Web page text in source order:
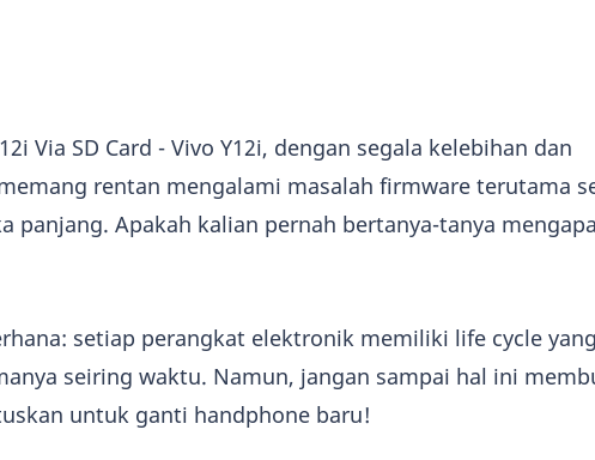
Via SD Card - Vivo Y12i, dengan segala kelebihan dan
rentan mengalami masalah firmware terutama
panjang. Apakah kalian pernah bertanya-tanya
setiap perangkat elektronik memiliki life cycle
seiring waktu. Namun, jangan sampai hal ini
untuk ganti handphone baru!